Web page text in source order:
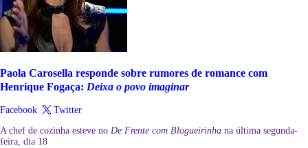
Paola Carosella responde sobre rumores de romance com
Henrique Fogaça: Deixa o povo imaginar
Facebook
Twitter
A chef de cozinha esteve no De Frente com Blogueirinha na última segunda-
feira, dia 18